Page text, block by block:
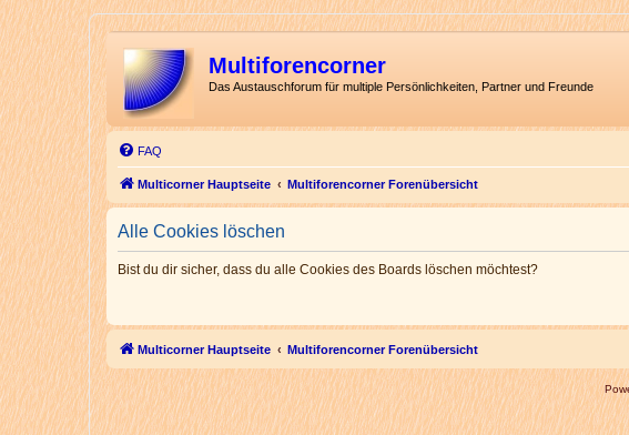
Multiforencorner
Das Austauschforum für multiple Persönlichkeiten, Partner und Freunde
FAQ
Multicorner Hauptseite Multiforencorner Forenübersicht
Alle Cookies löschen
Bist du dir sicher, dass du alle Cookies des Boards löschen möchtest?
Multicorner Hauptseite Multiforencorner Forenübersicht